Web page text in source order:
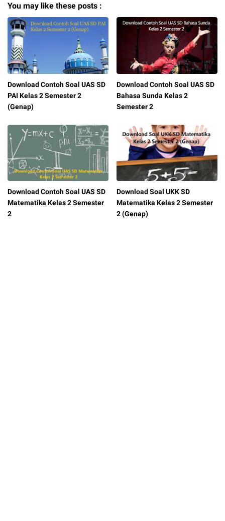
You may like these posts :
Download Contoh Soal UAS SD
PAI Kelas 2 Semester 2
(Genap)
Download Contoh Soal UAS SD
Bahasa Sunda Kelas 2
Semester 2
Download Contoh Soal UAS SD
Matematika Kelas 2 Semester
2
Download Soal UKK SD
Matematika Kelas 2 Semester
2 (Genap)